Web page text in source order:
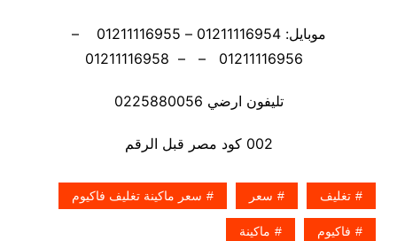
موبايل: 01211116954 – 01211116955 –
تليفون ارضي 0225880056
002 كود مصر قبل الرقم
تغليف سعر سعر ماكينة تغليف فاكيوم
فاكيوم ماكينة